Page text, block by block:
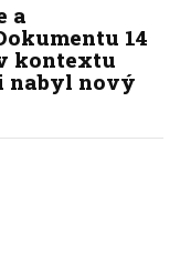
a
14
kontextu
nabyl nový